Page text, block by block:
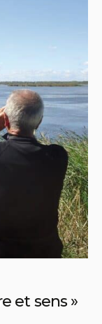
et sens »